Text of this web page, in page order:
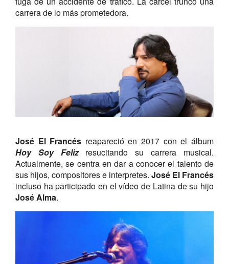
carrera de lo más prometedora.
José El Francés reapareció en 2017 con el álbum
Hoy Soy Feliz resucitando su carrera musical.
Actualmente, se centra en dar a conocer el talento de
sus hijos, compositores e interpretes.José El Francés
incluso ha participado en el vídeo de Latina de su hijo
José Alma.